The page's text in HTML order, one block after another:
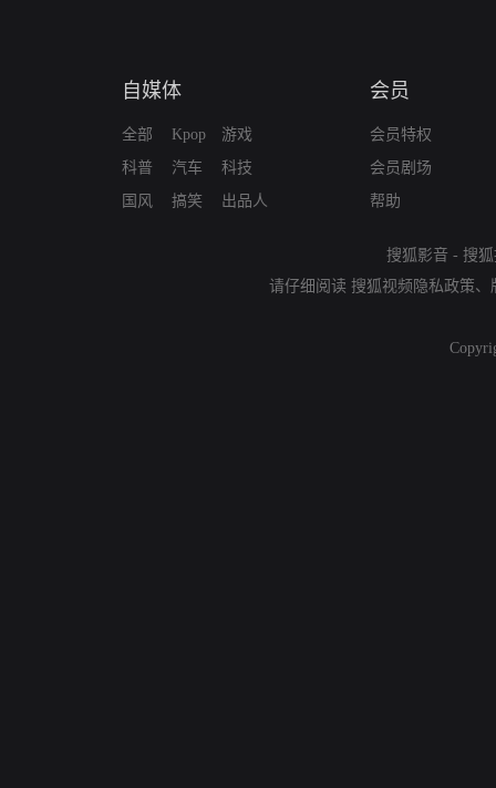
自媒体
全部
科普
国风
Kpop
汽车
搞笑
游戏
科技
出品人
会员
会员特权
会员剧场
帮助
搜狐影音 - 搜
请仔细阅读 搜狐视频隐私政策、